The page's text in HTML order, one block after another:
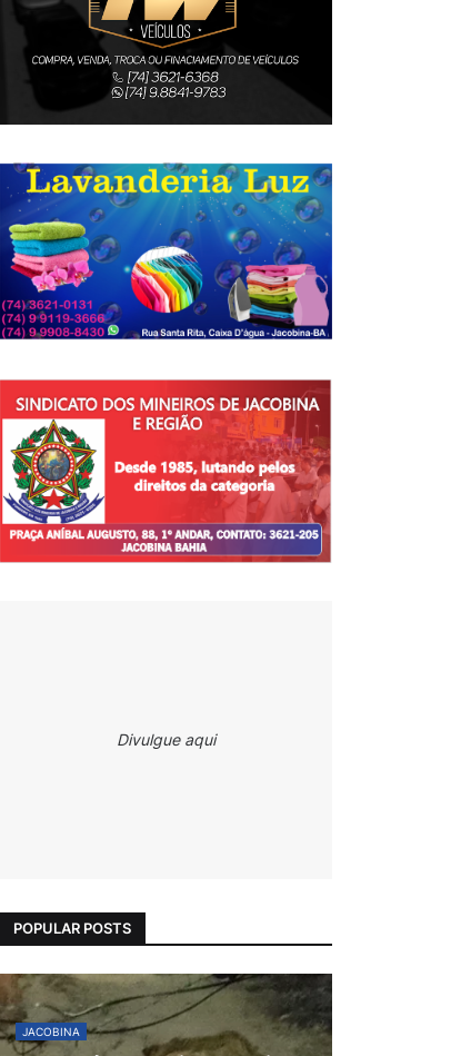
Divulgue aqui
POPULAR POSTS
JACOBINA